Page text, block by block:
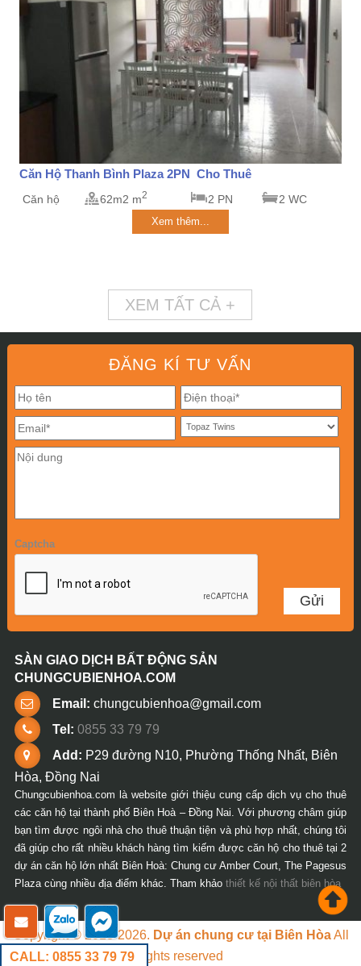
Căn Hộ Thanh Bình Plaza 2PN Cho Thuê
Căn hộ 62m2 m2 2 PN 2 WC
Xem thêm...
XEM TẤT CẢ +
ĐĂNG KÍ TƯ VẤN
Captcha
SÀN GIAO DỊCH BẤT ĐỘNG SẢN
CHUNGCUBIENHOA.COM
Email: chungcubienhoa@gmail.com
Tel: 0855 33 79 79
Add: P29 đường N10, Phường Thống Nhất, Biên
Hòa, Đồng Nai
Chungcubienhoa.com là website giới thiệu cung cấp dịch vụ cho thuê
các căn hộ tại thành phố Biên Hoà – Đồng Nai. Với phương châm giúp
bạn tìm được ngôi nhà cho thuê thuận tiện và phù hợp nhất, chúng tôi
đã giúp cho rất nhiều khách hàng tìm kiếm được căn hộ cho thuê tại 2
dự án căn hộ lớn nhất Biên Hoà: Chung cư Amber Court, The Pagesus
Plaza cùng nhiều địa điểm khác. Tham khảo thiết kế nội thất biên hòa
CALL: 0855 33 79 79
Copyright © 2018-2026. Dự án chung cư tại Biên HòaAll
rights reserved